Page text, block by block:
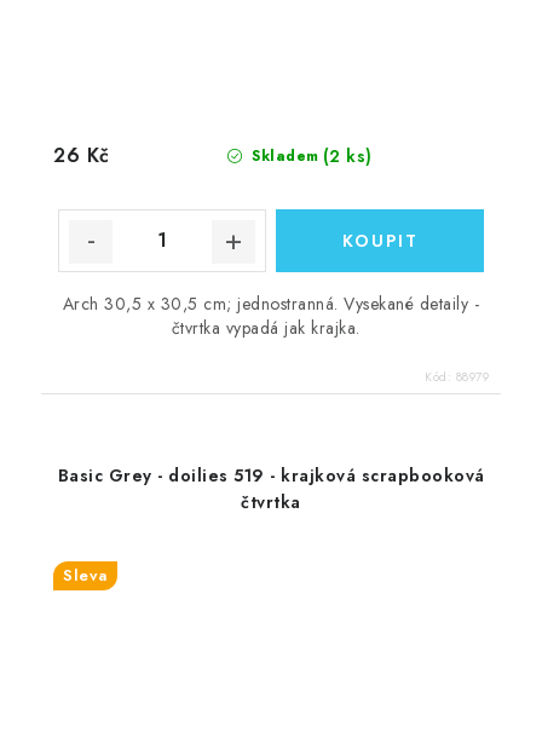
Skladem (2 ks)
26 Kč
Arch 30,5 x 30,5 cm; jednostranná. Vysekané detaily -
čtvrtka vypadá jak krajka.
Kód: 88979
Basic Grey - doilies 519 - krajková scrapbooková
čtvrtka
Sleva